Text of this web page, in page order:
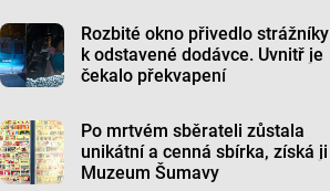
Rozbité okno přivedlo strážníky
k odstavené dodávce. Uvnitř je
čekalo překvapení
Po mrtvém sběrateli zůstala
unikátní a cenná sbírka, získá ji
Muzeum Šumavy